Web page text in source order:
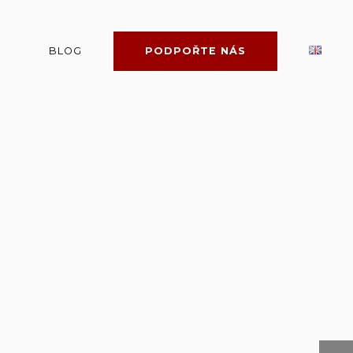
BLOG PODPOŘTE NÁS